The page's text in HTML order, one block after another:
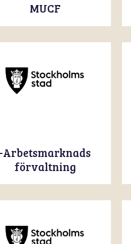
MUCF
Arbetsmarknads-
förvaltning